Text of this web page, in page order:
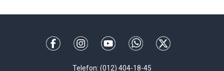
Telefon: (012) 404-18-45